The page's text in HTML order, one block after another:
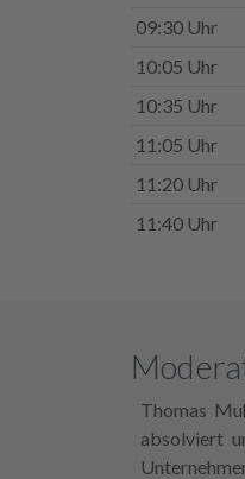
09:30 Uhr
10:05 Uhr
10:35 Uhr
11:05 Uhr
11:20 Uhr
11:40 Uhr
Thomas
absolviert